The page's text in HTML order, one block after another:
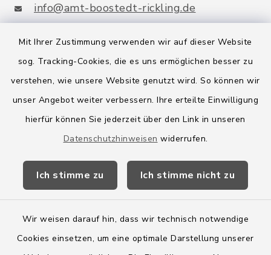
Mit Ihrer Zustimmung verwenden wir auf dieser Website
sog. Tracking-Cookies, die es uns ermöglichen besser zu
verstehen, wie unsere Website genutzt wird. So können wir
unser Angebot weiter verbessern. Ihre erteilte Einwilligung
hierfür können Sie jederzeit über den Link in unseren
Datenschutzhinweisen widerrufen.
Ich stimme zu Ich stimme nicht zu
Wir weisen darauf hin, dass wir technisch notwendige
Cookies einsetzen, um eine optimale Darstellung unserer
info@amt-boostedt-rickling.de
Quicklinks
Amt Boostedt-Rickling
Amtsbroschüre
Wege-Zweckverband